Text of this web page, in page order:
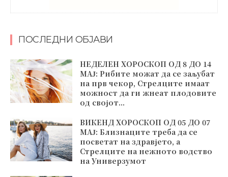
ПОСЛЕДНИ ОБЈАВИ
НЕДЕЛЕН ХОРОСКОП ОД 8 ДО 14
МАЈ: Рибите можат да се заљубат
на прв чекор, Стрелците имаат
можност да ги жнеат плодовите
од својот...
ВИКЕНД ХОРОСКОП ОД 05 ДО 07
МАЈ: Близнаците треба да се
посветат на здравјето, а
Стрелците на нежното водство
на Универзумот